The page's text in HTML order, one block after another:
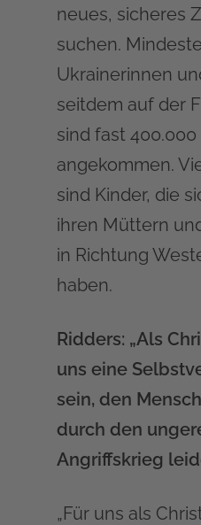
neues, sicheres
suchen.
Ukrainerinnen
seitdem auf der
sind fast
angekommen.
sind Kinder, die
ihren Müttern
in Richtung
haben.
Ridders: „Als
uns eine
sein, den
durch den
Angriffskrieg
„Für uns als